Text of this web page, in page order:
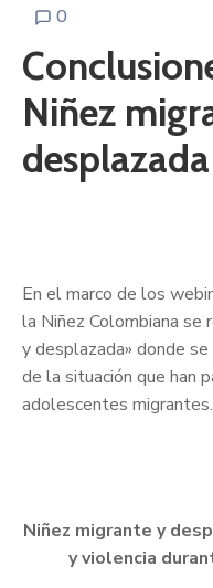
0
Niñez
desplazada
En el marco de los
la Niñez Colombiana se
y desplazada» donde
de la situación que han
adolescentes migrantes.
Niñez migrante y
y violencia